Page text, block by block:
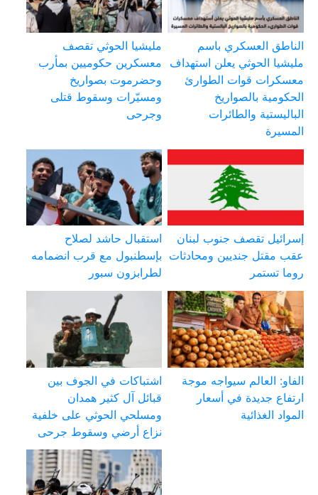
الناطق العسكري باسم
مليشيا الحوثي يعلن استهداف
معسكرات قوات الطوارئ
الحكومية بالصواريخ
الباليستية والطائرات
المسيرة
مليشيا الحوثي تقصف
معسكرين حكوميين بمأرب
وحضرموت بصواريخ
ومسيّرات وسقوط قتلى
وجرحى
إسرائيل تقصف جنوب لبنان
عقب مقتل جنديين ومحادثات
روما تستمر
استقبال حاشد لصلاح
بإسطنبول مع قرب انضمامه
لطرابزون سبور
الفاو: العالم سيواجه موجة
ارتفاع جديدة في أسعار
المواد الغذائية
اشتباكات في الجوف بين
قبائل آل كثير همدان
ومسلحي الحوثي على خلفية
نزاع أرضي وسقوط جرحى